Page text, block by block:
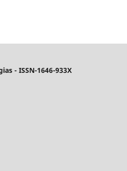
- ISSN-1646-933X